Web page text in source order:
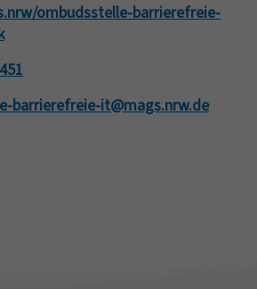
ombudsstelle-barrierefreie-
barrierefreie-it@mags.nrw.de